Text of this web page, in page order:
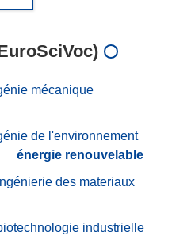
mécanique
de l'environnement
énergie renouvelable
des materiaux
industrielle